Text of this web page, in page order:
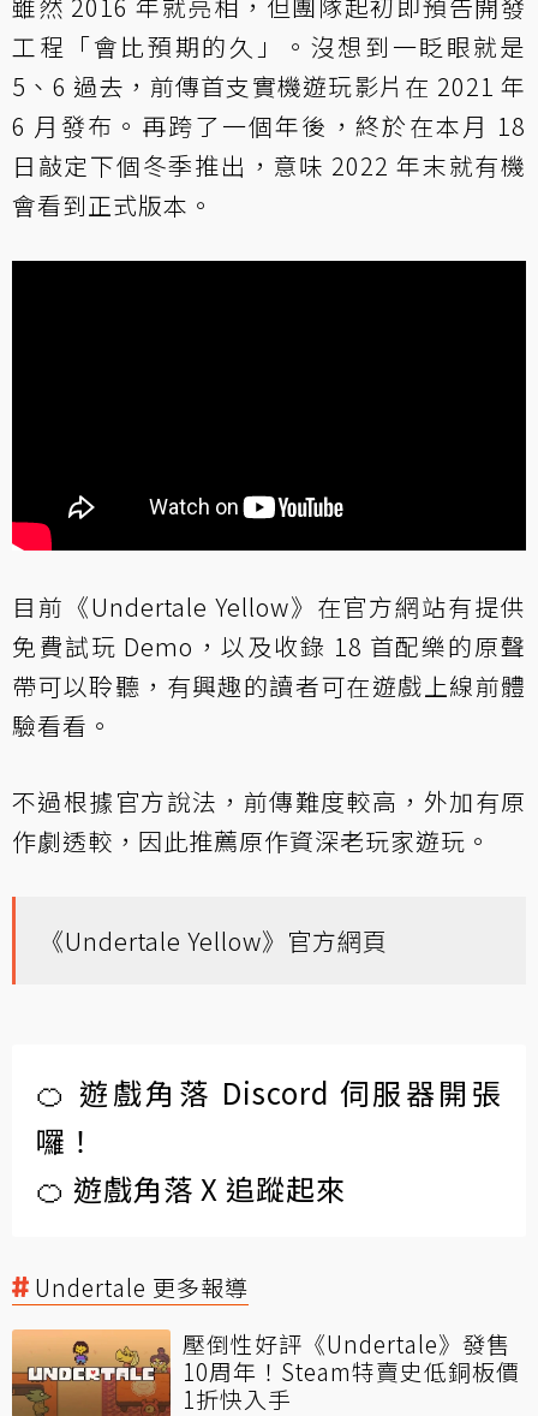
工程「會比預期的久」。沒想到一眨眼就是
5、6 過去，前傳首支實機遊玩影片在 2021 年
6 月發布。再跨了一個年後，終於在本月 18
日敲定下個冬季推出，意味 2022 年末就有機
會看到正式版本。
目前《Undertale Yellow》在官方網站有提供
免費試玩 Demo，以及收錄 18 首配樂的原聲
帶可以聆聽，有興趣的讀者可在遊戲上線前體
驗看看。
不過根據官方說法，前傳難度較高，外加有原
作劇透較，因此推薦原作資深老玩家遊玩。
《Undertale Yellow》官方網頁
🍊 遊戲角落 Discord 伺服器開張
囉！
🍊 遊戲角落 X 追蹤起來
Undertale 更多報導
壓倒性好評《Undertale》發售
10周年！Steam特賣史低銅板價
1折快入手